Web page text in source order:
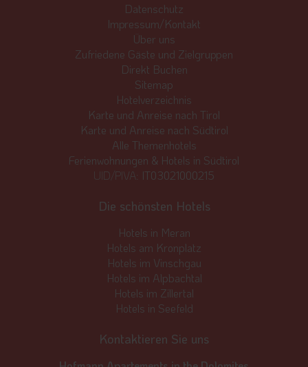
Datenschutz
Impressum/Kontakt
Über uns
Zufriedene Gäste und Zielgruppen
Direkt Buchen
Sitemap
Hotelverzeichnis
Karte und Anreise nach Tirol
Karte und Anreise nach Südtirol
Alle Themenhotels
Ferienwohnungen & Hotels in Südtirol
UID/PIVA: IT03021000215
Die schönsten Hotels
Hotels in Meran
Hotels am Kronplatz
Hotels im Vinschgau
Hotels im Alpbachtal
Hotels im Zillertal
Hotels in Seefeld
Kontaktieren Sie uns